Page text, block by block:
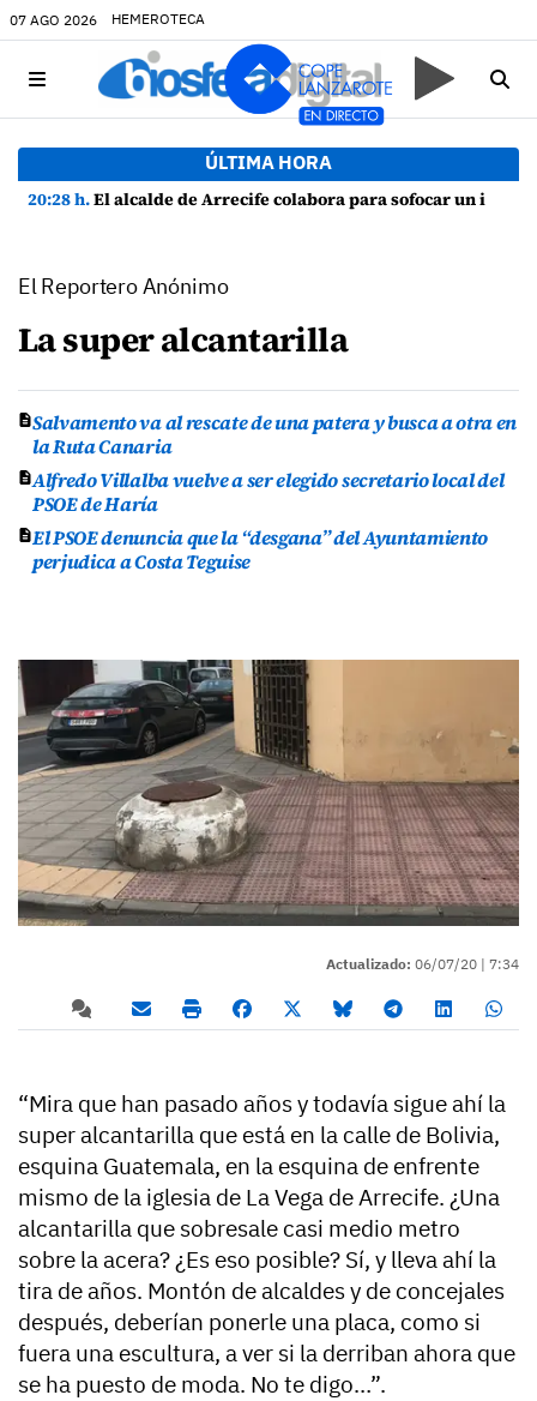
07 AGO 2026 HEMEROTECA
ÚLTIMA HORA
20:28 h.El alcalde de Arrecife colabora para sofocar un incendio en una vivienda de Playa Honda
El Reportero Anónimo
La super alcantarilla
Salvamento va al rescate de una patera y busca a otra en
la Ruta Canaria
Alfredo Villalba vuelve a ser elegido secretario local del
PSOE de Haría
El PSOE denuncia que la “desgana” del Ayuntamiento
perjudica a Costa Teguise
Actualizado: 06/07/20 | 7:34
“Mira que han pasado años y todavía sigue ahí la
super alcantarilla que está en la calle de Bolivia,
esquina Guatemala, en la esquina de enfrente
mismo de la iglesia de La Vega de Arrecife. ¿Una
alcantarilla que sobresale casi medio metro
sobre la acera? ¿Es eso posible? Sí, y lleva ahí la
tira de años. Montón de alcaldes y de concejales
después, deberían ponerle una placa, como si
fuera una escultura, a ver si la derriban ahora que
se ha puesto de moda. No te digo…”.